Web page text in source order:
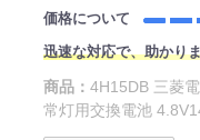
価格について
迅速な対応で、助かり
商品： 4H15DB 三菱
常灯用交換電池